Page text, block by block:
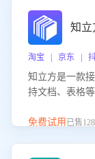
知立
淘宝 | 京东 |
知立方是一款
持文档、表格
识支持，帮助
免费试用 已售